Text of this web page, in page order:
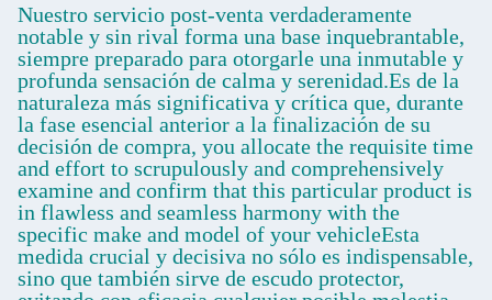
Nuestro servicio post-venta verdaderamente
notable y sin rival forma una base inquebrantable,
siempre preparado para otorgarle una inmutable y
profunda sensación de calma y serenidad.Es de la
naturaleza más significativa y crítica que, durante
la fase esencial anterior a la finalización de su
decisión de compra, you allocate the requisite time
and effort to scrupulously and comprehensively
examine and confirm that this particular product is
in flawless and seamless harmony with the
specific make and model of your vehicleEsta
medida crucial y decisiva no sólo es indispensable,
sino que también sirve de escudo protector,